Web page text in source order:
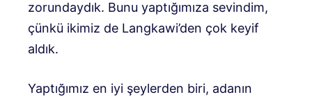
zorundaydık. Bunu yaptığımıza sevindim,
çünkü ikimiz de Langkawi’den çok keyif
aldık.
Yaptığımız en iyi şeylerden biri, adanın